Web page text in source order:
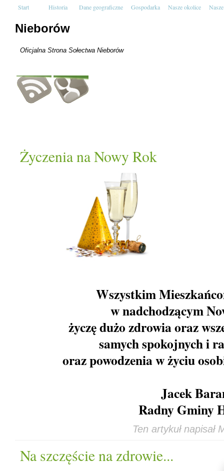
Start Historia Dane geograficzne Gospodarka Nasze okolice
Nieborów
Oficjalna Strona Sołectwa Nieborów
Życzenia na Nowy Rok
Wszystkim
w nadchodzącym
życzę dużo zdrowia oraz
samych spokojnych i
oraz powodzenia w życiu
Jacek
Radny Gminy
Ten artykuł napisał
Na szczęście na zdrowie...